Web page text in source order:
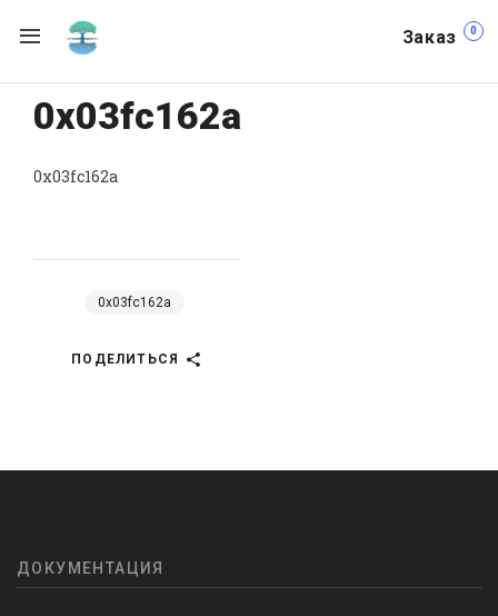
Заказ 0
0x03fc162a
0x03fc162a
0x03fc162a
ПОДЕЛИТЬСЯ
ДОКУМЕНТАЦИЯ